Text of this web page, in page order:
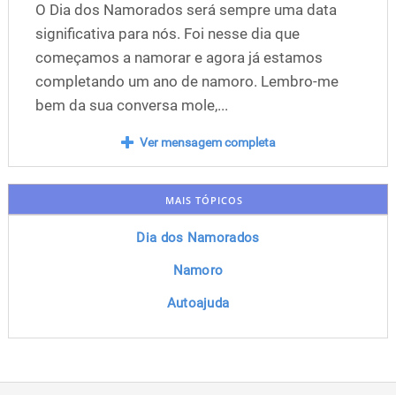
O Dia dos Namorados será sempre uma data
significativa para nós. Foi nesse dia que
começamos a namorar e agora já estamos
completando um ano de namoro. Lembro-me
bem da sua conversa mole,...
Ver mensagem completa
MAIS TÓPICOS
Dia dos Namorados
Namoro
Autoajuda